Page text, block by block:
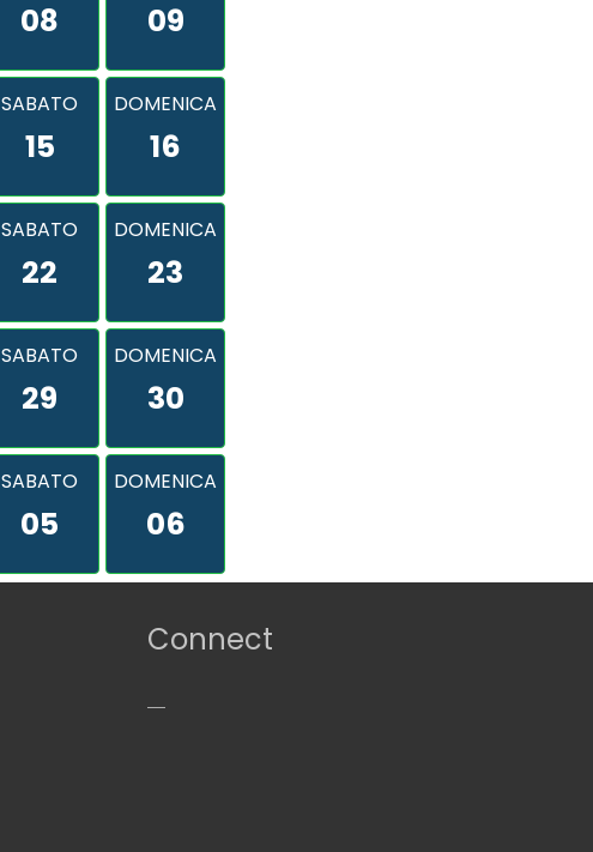
08 09
SABATO
15
DOMENICA
16
SABATO
22
DOMENICA
23
SABATO
29
DOMENICA
30
SABATO
05
DOMENICA
06
Connect